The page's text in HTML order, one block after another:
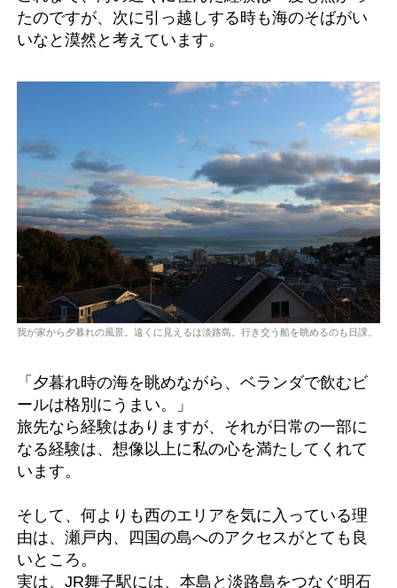
たのですが、次に引っ越しする時も海のそばがい
いなと漠然と考えています。
我が家から夕暮れの風景。遠くに見えるは淡路島。行き交う船を眺めるのも日課。
「夕暮れ時の海を眺めながら、ベランダで飲むビ
ールは格別にうまい。」
旅先なら経験はありますが、それが日常の一部に
なる経験は、想像以上に私の心を満たしてくれて
います。
そして、何よりも西のエリアを気に入っている理
由は、瀬戸内、四国の島へのアクセスがとても良
いところ。
実は、JR舞子駅には、本島と淡路島をつなぐ明石